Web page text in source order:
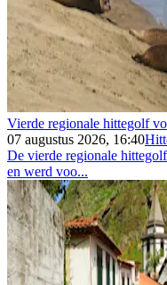
Vierde regionale hittegolf
07 augustus 2026, 16:40
De vierde regionale
en werd voo...